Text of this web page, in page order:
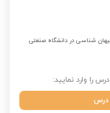
فیزیک عمومی 1 و 2 و درس کیهان شناسی در دانشگاه صنعتی
را وارد نمایید:
درس